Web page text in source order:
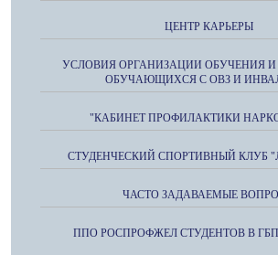
ЦЕНТР КАРЬЕРЫ
УСЛОВИЯ ОРГАНИЗАЦИИ ОБУЧЕНИЯ
ОБУЧАЮЩИХСЯ С ОВЗ И
"КАБИНЕТ ПРОФИЛАКТИКИ
СТУДЕНЧЕСКИЙ СПОРТИВНЫЙ КЛУБ
ЧАСТО ЗАДАВАЕМЫЕ
ППО РОСПРОФЖЕЛ СТУДЕНТОВ В